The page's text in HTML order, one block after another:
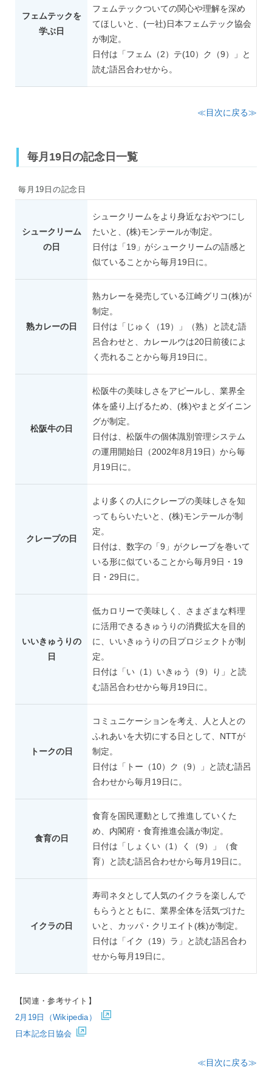
フェムテックを
学ぶ日
フェムテックついての関心や理解を深め
てほしいと、(一社)日本フェムテック協会
が制定。
日付は「フェム（2）テ(10）ク（9）」と
読む語呂合わせから。
≪目次に戻る≫
毎月19日の記念日一覧
毎月19日の記念日
シュークリーム
の日
シュークリームをより身近なおやつにし
たいと、(株)モンテールが制定。
日付は「19」がシュークリームの語感と
似ていることから毎月19日に。
熟カレーの日
熟カレーを発売している江崎グリコ(株)が
制定。
日付は「じゅく（19）」（熟）と読む語
呂合わせと、カレールウは20日前後によ
く売れることから毎月19日に。
松阪牛の日
松阪牛の美味しさをアピールし、業界全
体を盛り上げるため、(株)やまとダイニン
グが制定。
日付は、松阪牛の個体識別管理システム
の運用開始日（2002年8月19日）から毎
月19日に。
クレープの日
より多くの人にクレープの美味しさを知
ってもらいたいと、(株)モンテールが制
定。
日付は、数字の「9」がクレープを巻いて
いる形に似ていることから毎月9日・19
日・29日に。
いいきゅうりの
日
低カロリーで美味しく、さまざまな料理
に活用できるきゅうりの消費拡大を目的
に、いいきゅうりの日プロジェクトが制
定。
日付は「い（1）いきゅう（9）り」と読
む語呂合わせから毎月19日に。
トークの日
コミュニケーションを考え、人と人との
ふれあいを大切にする日として、NTTが
制定。
日付は「トー（10）ク（9）」と読む語呂
合わせから毎月19日に。
食育の日
食育を国民運動として推進していくた
め、内閣府・食育推進会議が制定。
日付は「しょくい（1）く（9）」（食
育）と読む語呂合わせから毎月19日に。
イクラの日
寿司ネタとして人気のイクラを楽しんで
もらうとともに、業界全体を活気づけた
いと、カッパ・クリエイト(株)が制定。
日付は「イク（19）ラ」と読む語呂合わ
せから毎月19日に。
【関連・参考サイト】
2月19日（Wikipedia）
日本記念日協会
≪目次に戻る≫